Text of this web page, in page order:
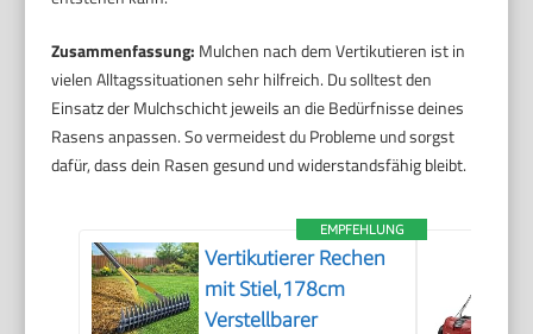
Zusammenfassung: Mulchen nach dem Vertikutieren ist in
vielen Alltagssituationen sehr hilfreich. Du solltest den
Einsatz der Mulchschicht jeweils an die Bedürfnisse deines
Rasens anpassen. So vermeidest du Probleme und sorgst
dafür, dass dein Rasen gesund und widerstandsfähig bleibt.
EMPFEHLUNG
Vertikutierer Rechen
mit Stiel,178cm
Verstellbarer